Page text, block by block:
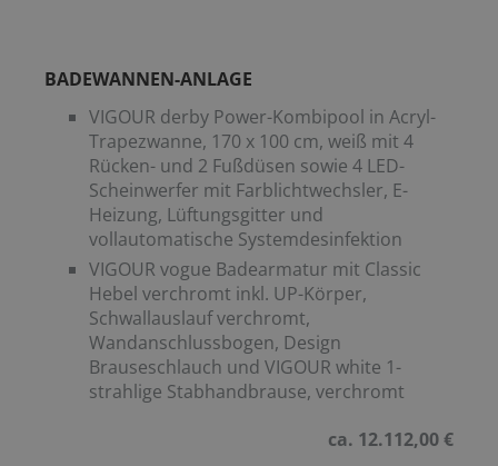
BADEWANNEN-ANLAGE
VIGOUR derby Power-Kombipool in Acryl-
Trapezwanne, 170 x 100 cm, weiß mit 4
Rücken- und 2 Fußdüsen sowie 4 LED-
Scheinwerfer mit Farblichtwechsler, E-
Heizung, Lüftungsgitter und
vollautomatische Systemdesinfektion
VIGOUR vogue Badearmatur mit Classic
Hebel verchromt inkl. UP-Körper,
Schwallauslauf verchromt,
Wandanschlussbogen, Design
Brauseschlauch und VIGOUR white 1-
strahlige Stabhandbrause, verchromt
ca. 12.112,00 €